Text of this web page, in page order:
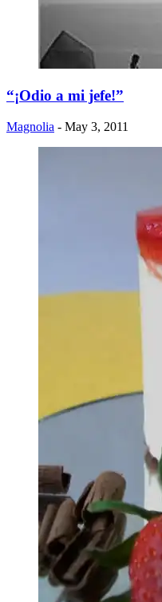
“¡Odio a mi jefe!”
Magnolia - May 3, 2011